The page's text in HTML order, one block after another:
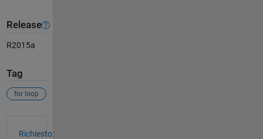
Release
R2015a
Tag
for loop
Richiesto: